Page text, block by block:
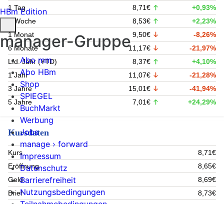
1 Tag
8,71€
+0,93%
1 Woche
8,53€
+2,23%
1 Monat
9,50€
-8,26%
6 Monate
11,17€
-21,97%
Lfd. Jahr (YTD)
8,37€
+4,10%
1 Jahr
11,07€
-21,28%
3 Jahre
15,01€
-41,94%
5 Jahre
7,01€ +24,29%
Kursdaten
Kurs
8,71€
Eröffnung
8,65€
Geld
8,69€
Brief
8,73€
HBm Edition
manager-Gruppe
Abo mm
Abo HBm
Shop
SPIEGEL
BuchMarkt
Werbung
Jobs
manage › forward
Impressum
Datenschutz
Barrierefreiheit
Nutzungsbedingungen